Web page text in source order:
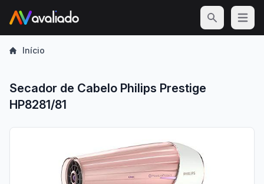
Open
Início
Secador de Cabelo Philips Prestige
HP8281/81